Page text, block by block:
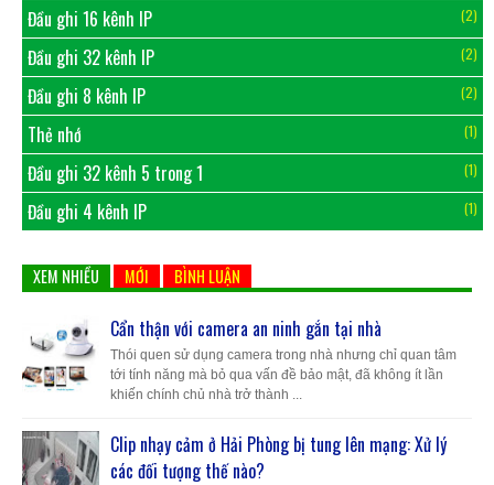
Đầu ghi 16 kênh IP (2)
Đầu ghi 32 kênh IP (2)
Đầu ghi 8 kênh IP (2)
Thẻ nhớ (1)
Đầu ghi 32 kênh 5 trong 1 (1)
Đầu ghi 4 kênh IP (1)
XEM NHIỀU MỚI BÌNH LUẬN
Cẩn thận với camera an ninh gắn tại nhà
Thói quen sử dụng camera trong nhà nhưng chỉ quan tâm
tới tính năng mà bỏ qua vấn đề bảo mật, đã không ít lần
khiến chính chủ nhà trở thành ...
Clip nhạy cảm ở Hải Phòng bị tung lên mạng: Xử lý
các đối tượng thế nào?